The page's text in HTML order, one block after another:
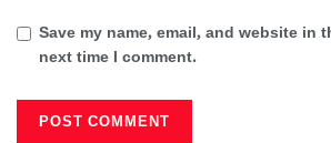
Save my name, email, and website in
next time I comment.